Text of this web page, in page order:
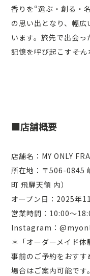
香りを“選ぶ・創る・
の思い出となり、幅
います。旅先で出会
記憶を呼び起こす――そ
■店舗概要
店舗名：MY ONLY
所在地：〒506-0845
町 飛騨天領 内）
オープン日：2025年
営業時間：10:00～
Instagram：
＊「オーダーメイド体
事前のご予約をおす
場合はご案内可能で